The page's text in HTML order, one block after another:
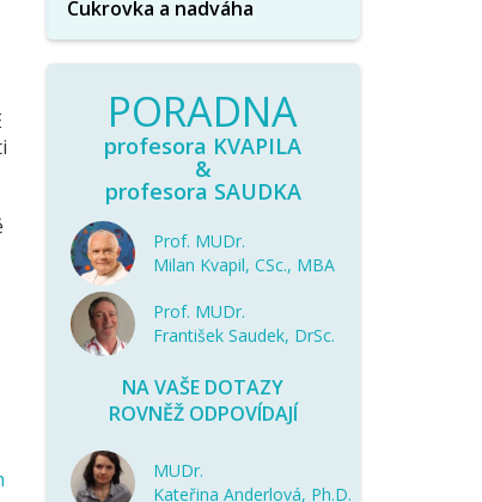
Cukrovka a nadváha
PORADNA
profesora KVAPILA
&
profesora SAUDKA
Prof. MUDr.
Milan Kvapil, CSc., MBA
Prof. MUDr.
František Saudek, DrSc.
NA VAŠE DOTAZY
ROVNĚŽ ODPOVÍDAJÍ
MUDr.
Kateřina Anderlová, Ph.D.